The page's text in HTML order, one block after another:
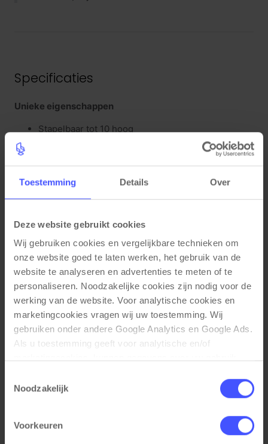
Toestemming Details Over
Deze website gebruikt cookies
Wij gebruiken cookies en vergelijkbare technieken om
onze website goed te laten werken, het gebruik van de
website te analyseren en advertenties te meten of te
personaliseren. Noodzakelijke cookies zijn nodig voor de
werking van de website. Voor analytische cookies en
marketingcookies vragen wij uw toestemming. Wij
gebruiken onder andere Google Analytics en Google Ads.
Als u toestemming geeft voor analytische en/of
analyse, advertentiemeting, remarketing en
campagneoptimalisatie. Meer informatie vindt u in onze
privacyverklaring en cookieverklaring op onze website.
Daar leest u ook hoe Google gegevens verwerkt wanneer
Noodzakelijk
Voorkeuren
Specificaties
Unieke eigenschappen
Stapelbaar tot 10 hoog
Kleuren
Stofferingen: Zwart
Gestoffeerd met slijtvaste stof
Sterk buisframe geschikt tot 135kg draaggewicht
Glijders: hard kunststof voor tapijt
Optioneel: vilt glijders voor harde vloeren
Functionele eigenschappen
Stapelbaar tot 10 stoelen hoog
Rughoogte: 81cm